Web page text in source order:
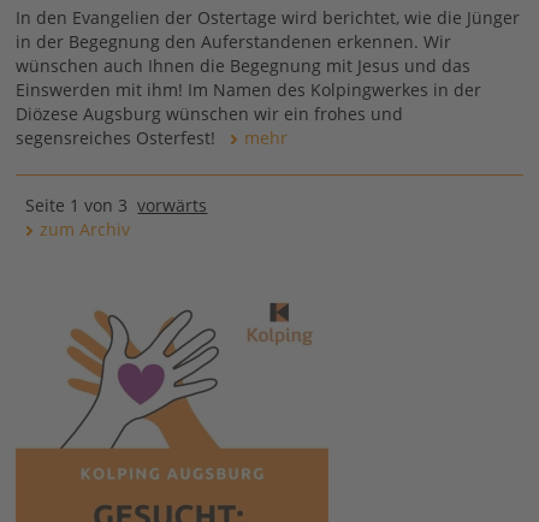
In den Evangelien der Ostertage wird berichtet, wie die Jünger
in der Begegnung den Auferstandenen erkennen. Wir
wünschen auch Ihnen die Begegnung mit Jesus und das
Einswerden mit ihm! Im Namen des Kolpingwerkes in der
Diözese Augsburg wünschen wir ein frohes und
segensreiches Osterfest!
mehr
Seite 1 von 3vorwärts
zum Archiv